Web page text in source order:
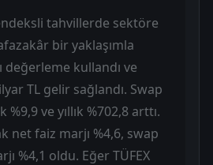
tahvillerde sektöre
bir yaklaşımla
değerleme kullandı ve
TL gelir sağlandı. Swap
ve yıllık %702,8 arttı.
net faiz marjı %4,6, swap
%4,1 oldu. Eğer TÜFEX